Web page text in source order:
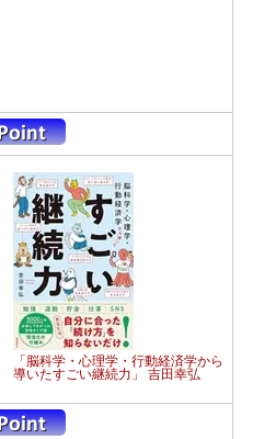
「脳科学・心理学・行動経済学から
導いたすごい継続力」 吉田幸弘